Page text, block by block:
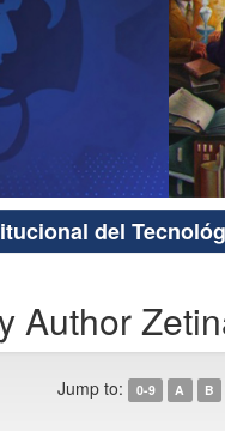
del
Author
Jump to: 0-9 A B